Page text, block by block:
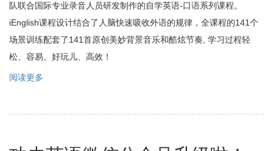
队联合国际专业录音人员研发制作的自学英语-口语系列课程。
iEnglish课程设计结合了人脑快速吸收外语的规律，全课程的141个
场景训练配套了141首原创美妙背景音乐和酷炫节奏, 学习过程轻
松、容易、好玩儿、高效！
阅读更多
产